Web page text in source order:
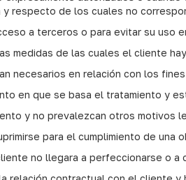
respecto de los cuales no
a terceros o para evitar su uso
medidas de las cuales el cliente
necesarios en relación con los
en que se basa el tratamiento y
y no prevalezcan otros motivos
para el cumplimiento de
no llegara a perfeccionarse o a